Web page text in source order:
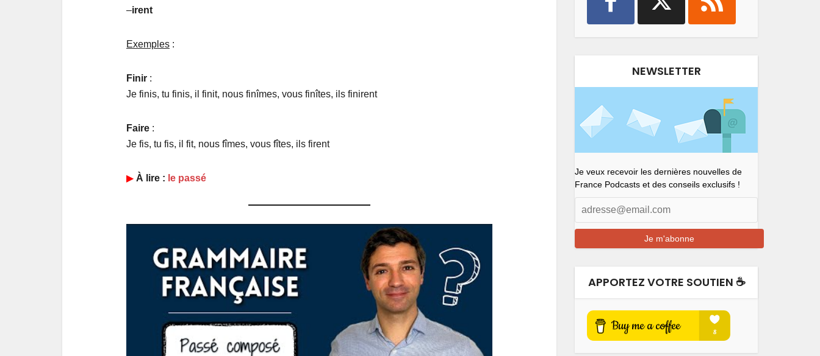
–irent
Exemples :
Finir :
Je finis, tu finis, il finit, nous finîmes, vous finîtes, ils finirent
Faire :
Je fis, tu fis, il fit, nous fîmes, vous fîtes, ils firent
▶︎ À lire : le passé
NEWSLETTER
Je veux recevoir les dernières nouvelles de
France Podcasts et des conseils exclusifs !
APPORTEZ VOTRE SOUTIEN ☕️